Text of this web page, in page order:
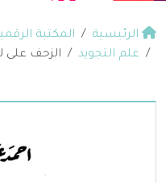
الرئيسية المكتبة
علم التجويد
الزحف على